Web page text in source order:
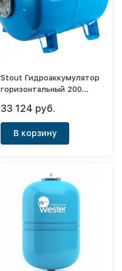
Stout Гидроаккумулятор
горизонтальный 200
33 124 руб.
В корзину